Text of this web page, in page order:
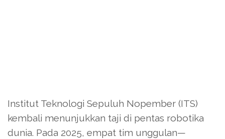
Institut Teknologi Sepuluh Nopember (ITS)
kembali menunjukkan taji di pentas robotika
dunia. Pada 2025, empat tim unggulan—